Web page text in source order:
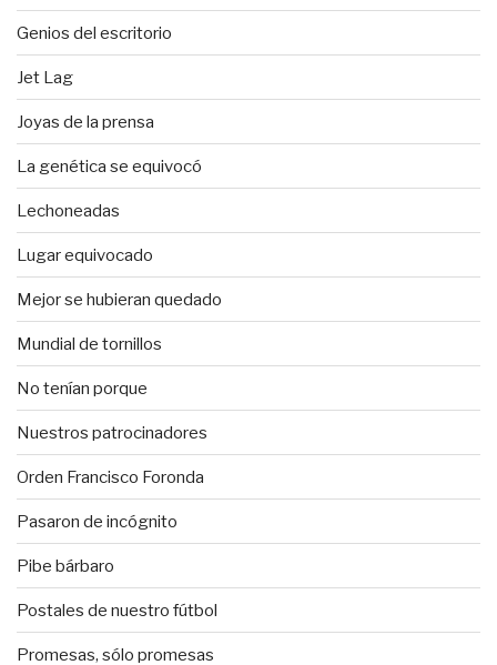
Genios del escritorio
Jet Lag
Joyas de la prensa
La genética se equivocó
Lechoneadas
Lugar equivocado
Mejor se hubieran quedado
Mundial de tornillos
No tenían porque
Nuestros patrocinadores
Orden Francisco Foronda
Pasaron de incógnito
Pibe bárbaro
Postales de nuestro fútbol
Promesas, sólo promesas